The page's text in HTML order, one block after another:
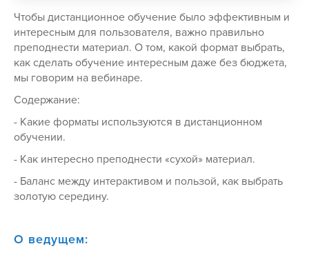
Чтобы дистанционное обучение было эффективным и
интересным для пользователя, важно правильно
преподнести материал. О том, какой формат выбрать,
как сделать обучение интересным даже без бюджета,
мы говорим на вебинаре.
Содержание:
- Какие форматы используются в дистанционном
обучении.
- Как интересно преподнести «сухой» материал.
- Баланс между интерактивом и пользой, как выбрать
золотую середину.
О ведущем: